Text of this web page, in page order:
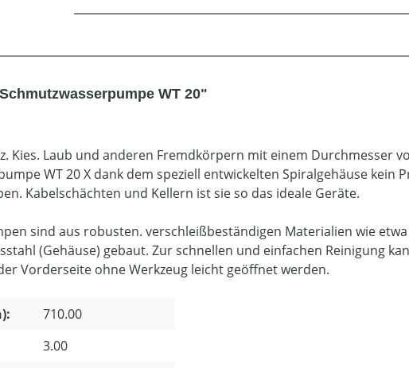
WT 20"
Kies. Laub und anderen Fremdkörpern mit einem Durchmesser
WT 20 X dank dem speziell entwickelten Spiralgehäuse kein
Kabelschächten und Kellern ist sie so das ideale Geräte.
sind aus robusten. verschleißbeständigen Materialien wie
(Gehäuse) gebaut. Zur schnellen und einfachen Reinigung
Vorderseite ohne Werkzeug leicht geöffnet werden.
710.00
3.00